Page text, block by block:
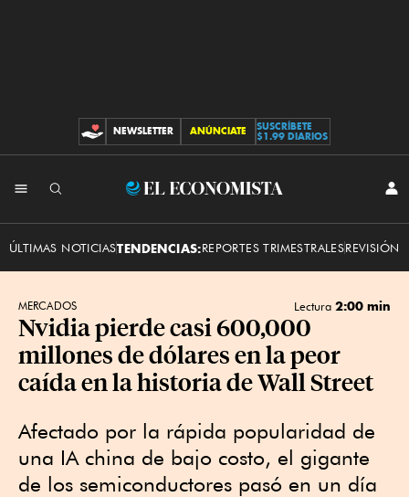
CONTRIBUCIONES
NEWSLETTER ANÚNCIATE
SUSCRÍBETE
$1.99 DIARIOS
El
ÚLTIMAS NOTICIASTENDENCIAS:REPORTES TRIMESTRALESREVISIÓN
MERCADOS Lectura 2:00 min
Nvidia pierde casi 600,000
millones de dólares en la peor
caída en la historia de Wall Street
Afectado por la rápida popularidad de
una IA china de bajo costo, el gigante
de los semiconductores pasó en un día